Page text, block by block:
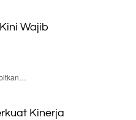
Wajib
Kinerja